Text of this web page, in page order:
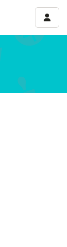
帳號